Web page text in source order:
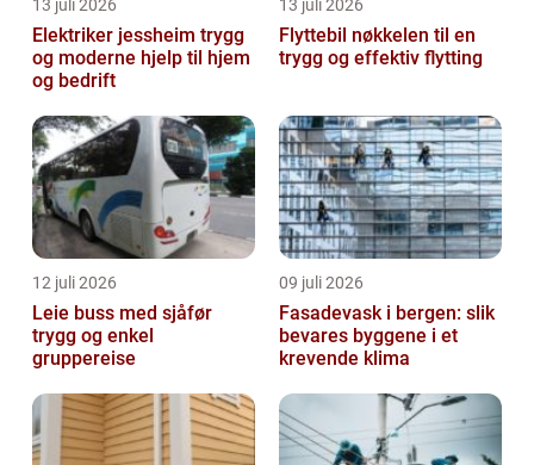
13 juli 2026
Elektriker jessheim trygg
og moderne hjelp til hjem
og bedrift
13 juli 2026
Flyttebil nøkkelen til en
trygg og effektiv flytting
12 juli 2026
Leie buss med sjåfør
trygg og enkel
gruppereise
09 juli 2026
Fasadevask i bergen: slik
bevares byggene i et
krevende klima